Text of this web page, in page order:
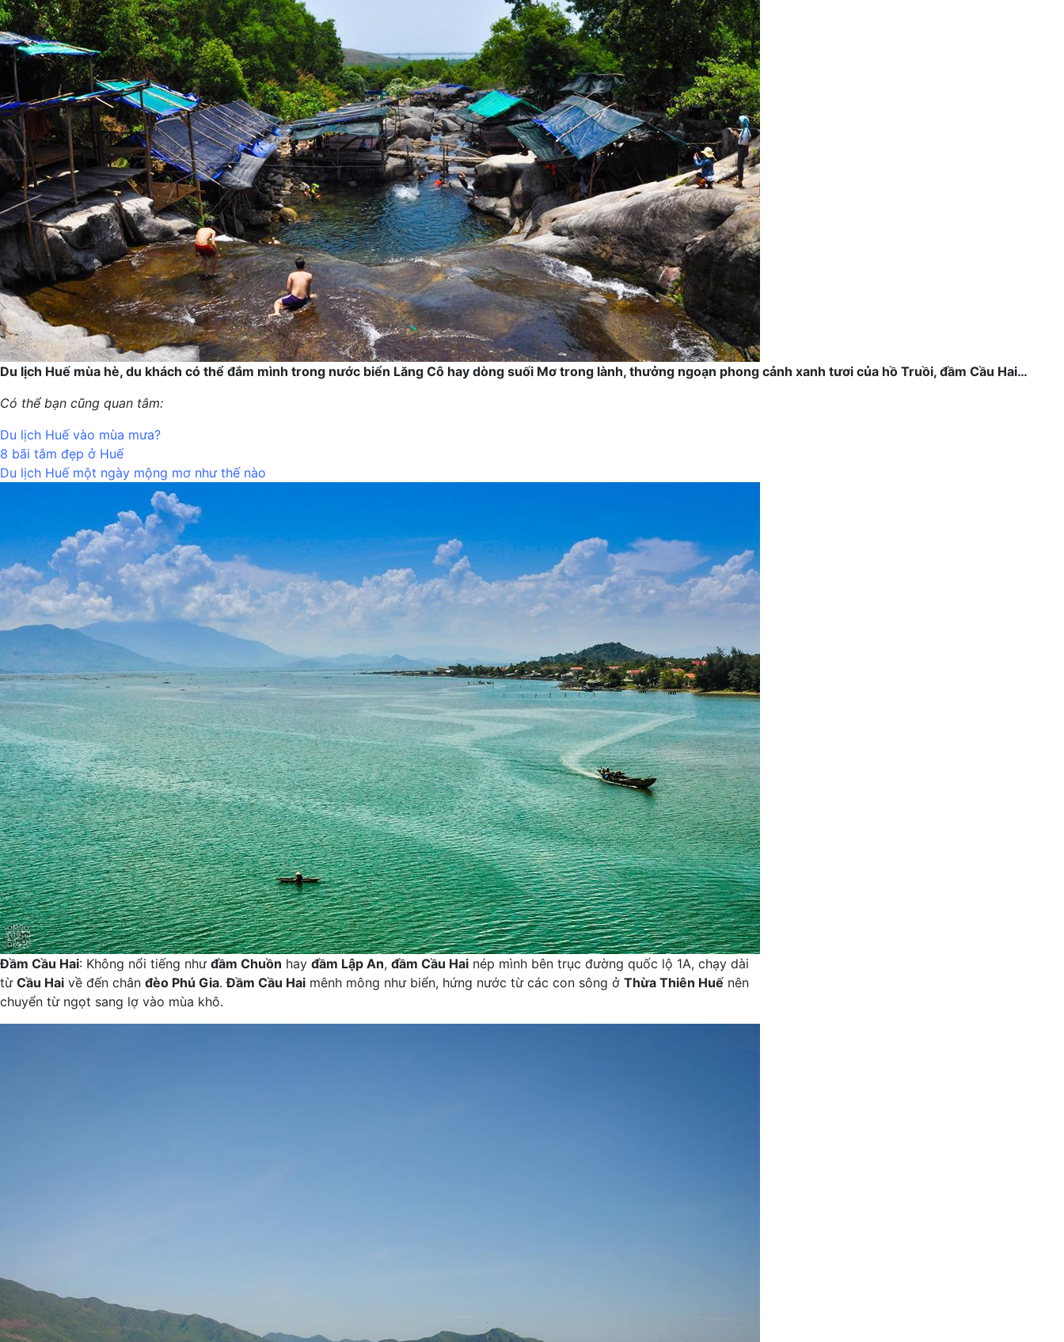
Du lịch Huế mùa hè, du khách có thể đắm mình trong nước biển Lăng Cô hay dòng suối Mơ trong lành, thưởng ngoạn phong cảnh xanh tươi của hồ Truồi, đầm Cầu Hai…
Có thể bạn cũng quan tâm:
Du lịch Huế vào mùa mưa?
8 bãi tắm đẹp ở Huế
Du lịch Huế một ngày mộng mơ như thế nào
Đầm Cầu Hai: Không nổi tiếng như đầm Chuồn hay đầm Lập An, đầm Cầu Hai nép mình bên trục đường quốc lộ 1A, chạy dài
từ Cầu Hai về đến chân đèo Phú Gia.Đầm Cầu Hai mênh mông như biển, hứng nước từ các con sông ở Thừa Thiên Huế nên
chuyển từ ngọt sang lợ vào mùa khô.